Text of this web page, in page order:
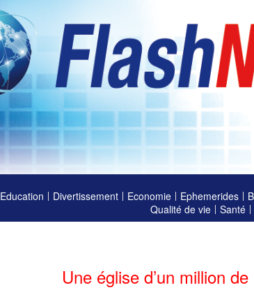
Education Divertissement Economie Ephemerides
Qualité de vie
Santé
Une église d’un million